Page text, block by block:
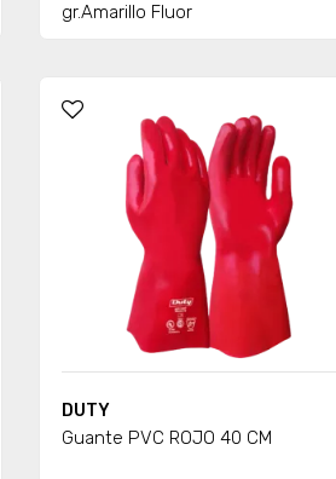
gr.Amarillo Fluor
DUTY
Guante PVC ROJO 40 CM